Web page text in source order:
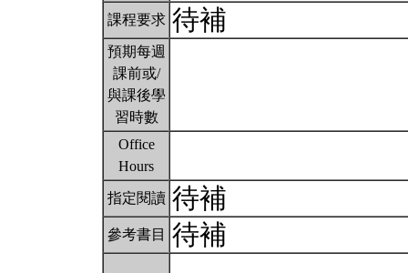
課程要求 待補
預期每週
課前或/
與課後學
習時數
Office
Hours
指定閱讀 待補
參考書目 待補